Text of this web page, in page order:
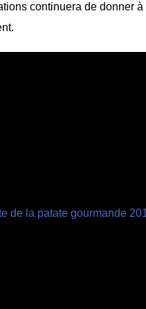
continuera de donner